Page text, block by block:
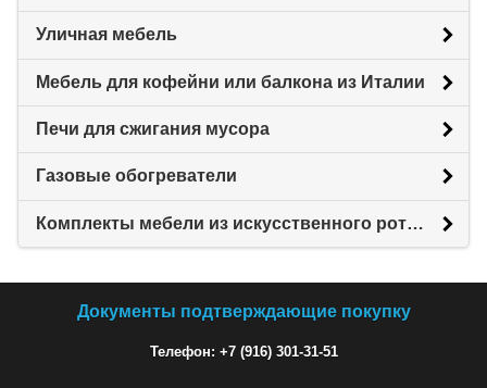
Уличная мебель
Мебель для кофейни или балкона из Италии
Печи для сжигания мусора
Газовые обогреватели
Комплекты мебели из искусственного ротанга
Документы подтверждающие покупку
Телефон: +7 (916) 301-31-51